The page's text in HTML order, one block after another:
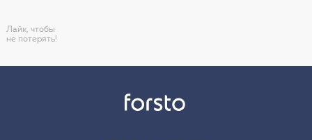
Лайк, чтобы
не потерять!